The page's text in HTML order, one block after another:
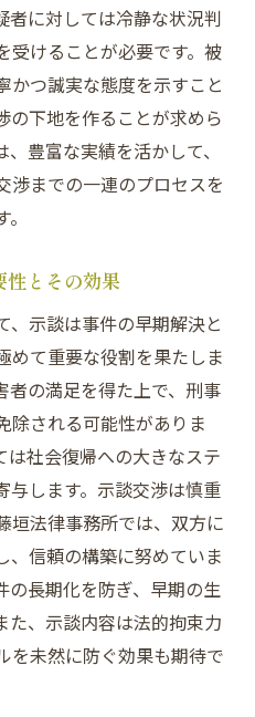
めの効果的なコミュニ
に必要な証拠とその活
た示談の提案方法
交渉のステップ
を成功に導く専門家の
要な準備事項
的なアプローチ
とその注意点
ちなトラブルとその解
における示談交渉成功
に進めるためのサポー
で提供する侵入窃盗問
者に対しては冷静な状況判
受けることが必要です。被
かつ誠実な態度を示すこと
の下地を作ることが求めら
豊富な実績を活かして、
渉までの一連のプロセスを
性とその効果
、示談は事件の早期解決と
めて重要な役割を果たしま
者の満足を得た上で、刑事
除される可能性がありま
は社会復帰への大きなステ
与します。示談交渉は慎重
垣法律事務所では、双方に
、信頼の構築に努めていま
の長期化を防ぎ、早期の生
た、示談内容は法的拘束力
を未然に防ぐ効果も期待で